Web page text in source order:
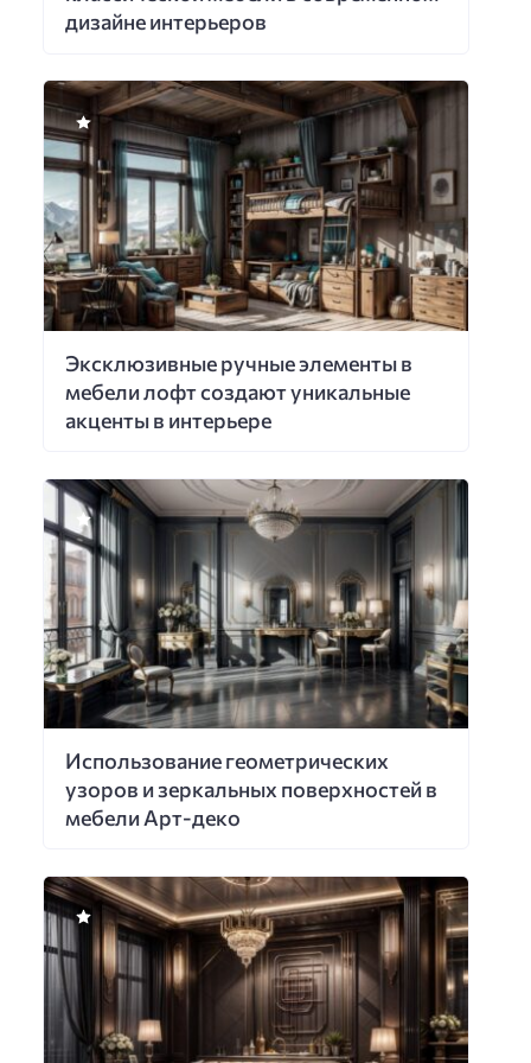
дизайне интерьеров
Эксклюзивные ручные элементы в
мебели лофт создают уникальные
акценты в интерьере
Использование геометрических
узоров и зеркальных поверхностей в
мебели Арт-деко